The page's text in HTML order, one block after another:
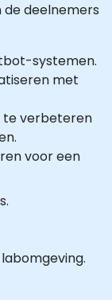
de deelnemers
systemen.
met
te verbeteren
voor een